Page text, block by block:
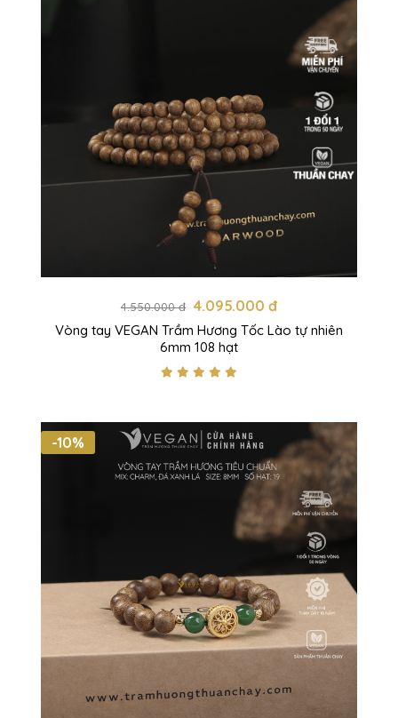
4.550.000 đ 4.095.000 đ
Vòng tay VEGAN Trầm Hương Tốc Lào tự nhiên
6mm 108 hạt
-10%